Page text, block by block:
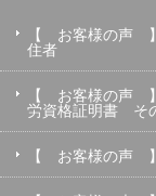
【 お客様の声
住者
【 お客様の声
労資格証明書 そ
【 お客様の声